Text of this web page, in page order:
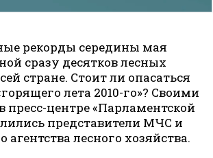
рекорды середины мая
сразу десятков лесных
стране. Стоит ли опасаться
лета 2010-го»? Своими
пресс-цент­ре «Парламентской
представители МЧС и
агентства лесного хозяй­ства.